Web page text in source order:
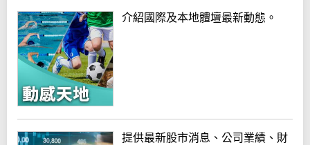
介紹國際及本地體壇最新動態。
提供最新股市消息、公司業績、財